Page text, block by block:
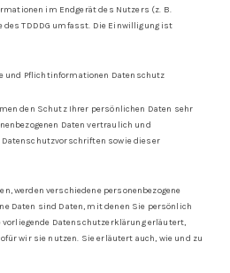
im Endgerät des Nutzers (z. B.
TDDDG umfasst. Die Einwilligung ist
und Pflichtinformationen Datenschutz
den Schutz Ihrer persönlichen Daten sehr
Daten vertraulich und
sowie dieser
werden verschiedene personenbezogene
Daten sind Daten, mit denen Sie persönlich
Datenschutzerklärung erläutert,
wir sie nutzen. Sie erläutert auch, wie und zu